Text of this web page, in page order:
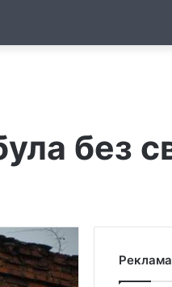
без
Реклама